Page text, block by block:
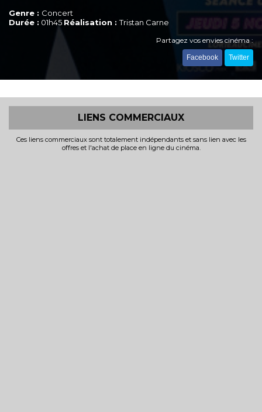
Genre : Concert
Durée : 01h45 Réalisation :Tristan Carne
Partagez vos envies cinéma :
Facebook Twitter
LIENS COMMERCIAUX
Ces liens commerciaux sont totalement indépendants et sans lien avec les
offres et l'achat de place en ligne du cinéma.